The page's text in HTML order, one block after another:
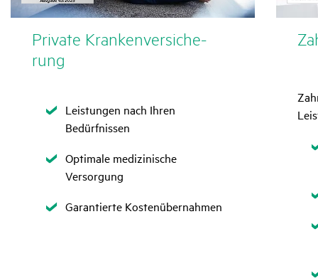
Private Kran­ken­ver­si­che­
rung
Zutreffend
Leistungen nach Ihren
Bedürfnissen
Zutreffend
Optimale medizinische
Versorgung
Zutreffend
Garantierte Kostenübernahmen